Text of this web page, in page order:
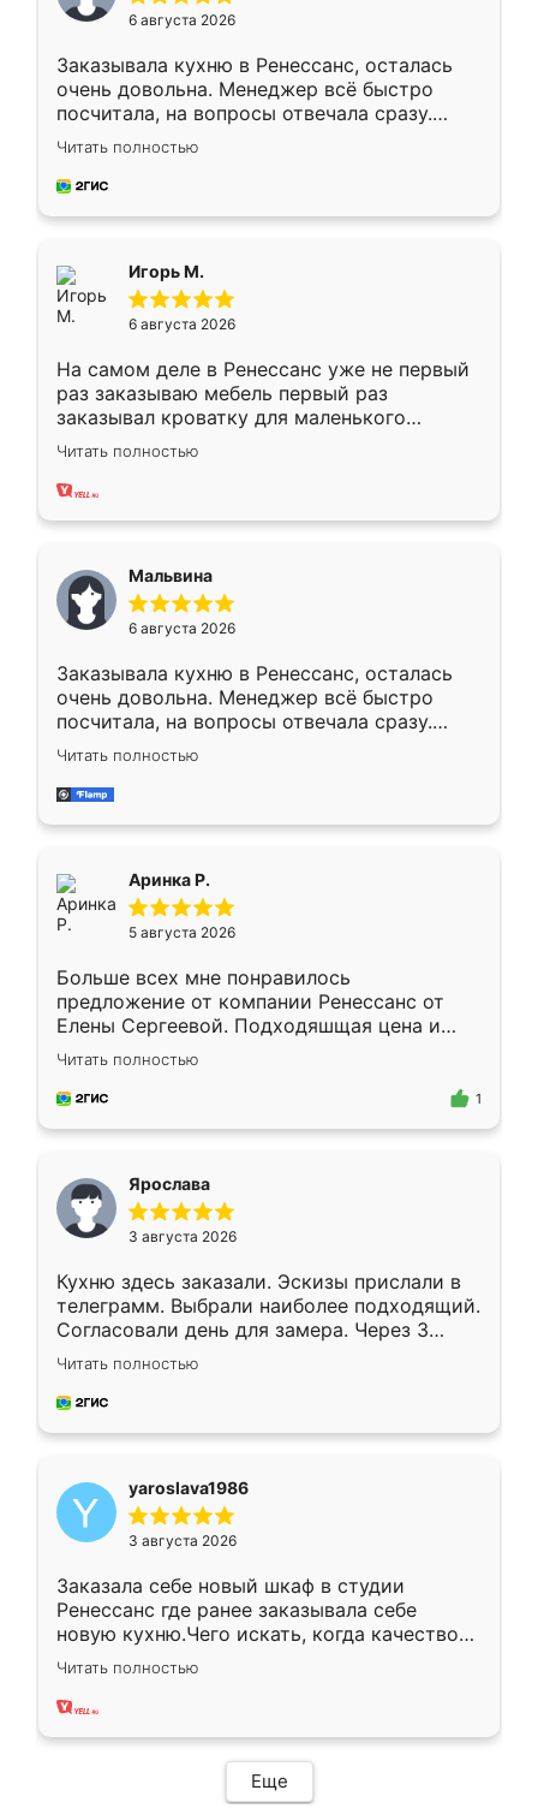
6 августа 2026
Заказывала кухню в Ренессанс, осталась
очень довольна. Менеджер всё быстро
посчитала, на вопросы отвечала сразу.
Замерщик приехал в субботу, подошёл к
делу со всей ответственностью. Собрали
за день, ребята работали аккуратно, даже
Читать полностью
Игорь М.
6 августа 2026
На самом деле в Ренессанс уже не первый
раз заказываю мебель первый раз
заказывал кроватку для маленького
ребёнка при его рождении ,во второй раз
заказал шкаф-купе. По качеству очень
хорошее сборка достаточно быстрая,
меньше, здесь же он более разнообразный.
Мне нравится ,если что-то потребуется из
мебели буду заказывать только здесь.
Читать полностью
Мальвина
6 августа 2026
Заказывала кухню в Ренессанс, осталась
очень довольна. Менеджер всё быстро
посчитала, на вопросы отвечала сразу.
Замерщик приехал в субботу, подошёл к
делу со всей ответственностью. Собрали
за день, ребята работали аккуратно, даже
Читать полностью
Аринка Р.
5 августа 2026
Больше всех мне понравилось
предложение от компании Ренессанс от
Елены Сергеевой. Подходяшщая цена и
короткие сроки изготовления. Приехавший
для замера сотрудник Владислав
предложил по моему эскизу самый
Читать полностью
1
Ярослава
3 августа 2026
Кухню здесь заказали. Эскизы прислали в
телеграмм. Выбрали наиболее подходящий.
Согласовали день для замера. Через 3
недели кухня была уже готова. Остались
довольны работой. Спасибо Ренессанс
мебель за качественную работу!
Читать полностью
yaroslava1986
3 августа 2026
Заказала себе новый шкаф в студии
Ренессанс где ранее заказывала себе
новую кухню.Чего искать, когда качеством
вполне довольна. Служит кухня уже почти
два года, нареканий нет.
Читать полностью
Еще